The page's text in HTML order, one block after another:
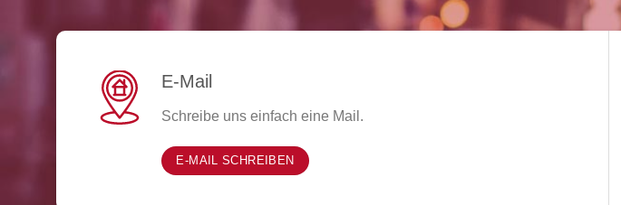
E-Mail
Schreibe uns einfach eine Mail.
E-MAIL SCHREIBEN